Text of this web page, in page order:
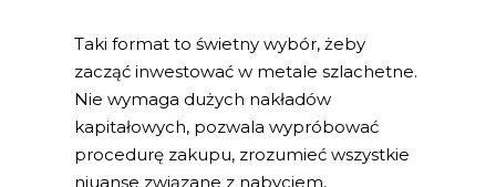
Taki format to świetny wybór, żeby
zacząć inwestować w metale szlachetne.
Nie wymaga dużych nakładów
kapitałowych, pozwala wypróbować
procedurę zakupu, zrozumieć wszystkie
niuanse związane z nabyciem,